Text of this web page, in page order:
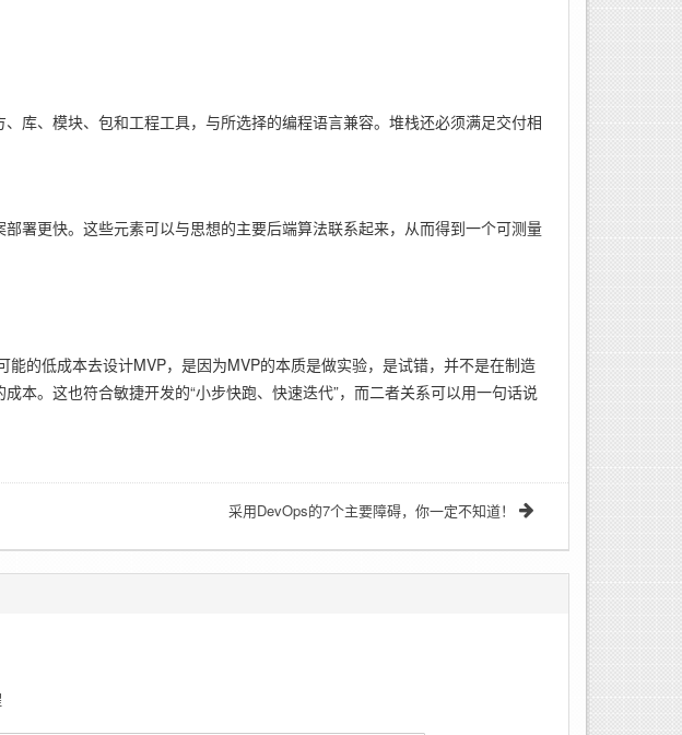
库、模块、包和工程工具，与所选择的编程语言兼容。堆栈还必须满足交付相
署更快。这些元素可以与思想的主要后端算法联系起来，从而得到一个可测量
的低成本去设计MVP，是因为MVP的本质是做实验，是试错，并不是在制造
本。这也符合敏捷开发的“小步快跑、快速迭代”，而二者关系可以用一句话说
采用DevOps的7个主要障碍，你一定不知道！